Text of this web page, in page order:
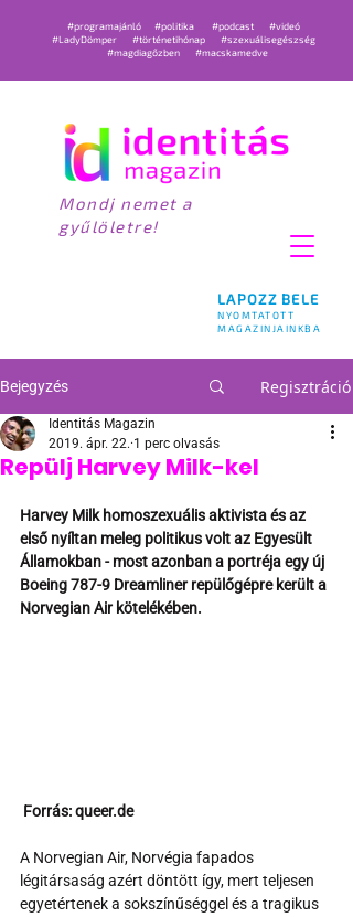
LAPOZZ BELE
NYOMTATOTT
MAGAZINJAINKBA
#programajánló #politika #podcast
#videó
#LadyDömper
#történetihónap
#szexuálisegészség
#magdiagőzben
#macskamedve
Mondj nemet a
gyűlöletre!
Bejegyzés Regisztráció
Repülj Harvey Milk-kel
Identitás Magazin
2019. ápr. 22. 1 perc olvasás
Harvey Milk homoszexuális aktivista és az
első nyíltan meleg politikus volt az Egyesült
Államokban - most azonban a portréja egy új
Boeing 787-9 Dreamliner repülőgépre került a
Norvegian Air kötelékében.
Forrás: queer.de
A Norvegian Air, Norvégia fapados
légitársaság azért döntött így, mert teljesen
egyetértenek a sokszínűséggel és a tragikus